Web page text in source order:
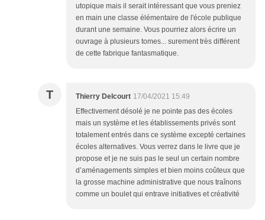
utopique mais il serait intéressant que vous preniez
en main une classe élémentaire de l'école publique
durant une semaine. Vous pourriez alors écrire un
ouvrage à plusieurs tomes... surement très différent
de cette fabrique fantasmatique.
T Thierry Delcourt 17/04/2021 15:49
Effectivement désolé je ne pointe pas des écoles
mais un système et les établissements privés sont
totalement entrés dans ce système excepté certaines
écoles alternatives. Vous verrez dans le livre que je
propose et je ne suis pas le seul un certain nombre
d’aménagements simples et bien moins coûteux que
la grosse machine administrative que nous traînons
comme un boulet qui entrave initiatives et créativité